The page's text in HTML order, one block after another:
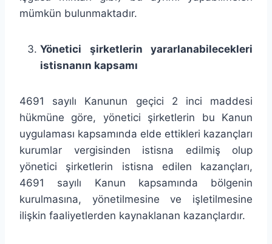
mümkün bulunmaktadır.
Yönetici şirketlerin yararlanabilecekleri
istisnanın kapsamı
4691 sayılı Kanunun geçici 2 inci maddesi
hükmüne göre, yönetici şirketlerin bu Kanun
uygulaması kapsamında elde ettikleri kazançları
kurumlar vergisinden istisna edilmiş olup
yönetici şirketlerin istisna edilen kazançları,
4691 sayılı Kanun kapsamında bölgenin
kurulmasına, yönetilmesine ve işletilmesine
ilişkin faaliyetlerden kaynaklanan kazançlardır.